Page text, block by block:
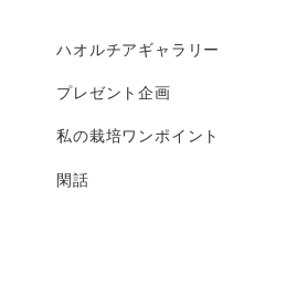
ハオルチアギャラリー
プレゼント企画
私の栽培ワンポイント
閑話